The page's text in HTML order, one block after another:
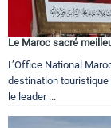
Le Maroc sacré
L’Office National
destination touristique
le leader ...